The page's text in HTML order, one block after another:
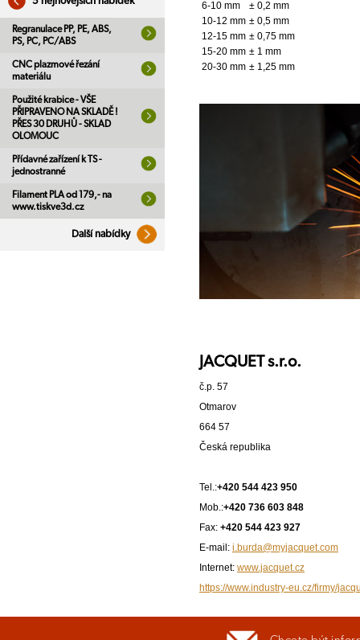
Regranulace PP, PE, ABS,
PS, PC, PC/ABS
CNC plazmové řezání
materiálu
Použité krabice - VŠE
PŘIPRAVENO NA SKLADĚ !
PŘES 30 DRUHŮ - SKLAD
OLOMOUC
Přídavné zařízení k TS -
jednostranné
Filament PLA od 179,- na
www.tiskve3d.cz
Další nabídky
6-10 mm
± 0,2 mm
10-12 mm ± 0,5 mm
12-15 mm ± 0,75 mm
15-20 mm ± 1 mm
20-30 mm ± 1,25 mm
JACQUET s.r.o.
č.p. 57
Otmarov
664 57
Česká republika
Tel.:+420 544 423 950
Mob.:+420 736 603 848
Fax: +420 544 423 927
E-mail: i.burda@myjacquet.com
Internet: www.jacquet.cz
https://www.industry-eu.cz/firmy/